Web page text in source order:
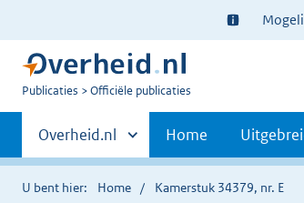
Ter
informatie:
U
Publicaties Officiële publicaties
Primaire
navigatie
Andere
sites
binnen
Overheid.nl Home
U bent hier: Home Kamerstuk 34379, nr. E